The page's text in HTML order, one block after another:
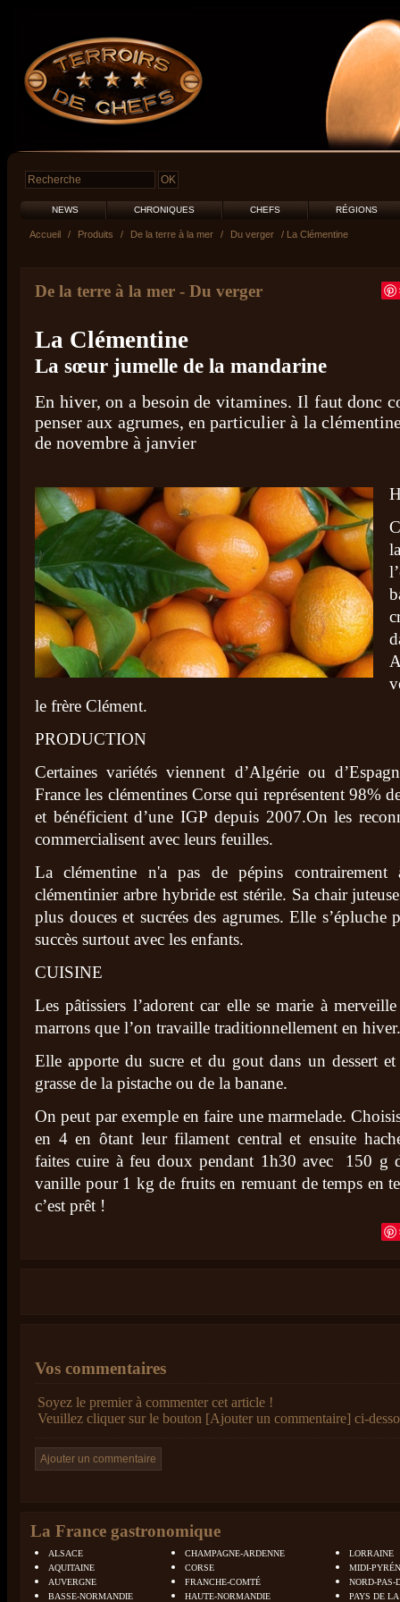
NEWS CHRONIQUES CHEFS RÉGIONS
Accueil / Produits / De la terre à la mer / Du verger / La Clémentine
De la terre à la mer - Du verger
La Clémentine
La sœur jumelle de la mandarine
En hiver, on a besoin de vitamines. Il faut donc
penser aux agrumes, en particulier à la
de novembre à janvier
le frère Clément.
PRODUCTION
Certaines variétés viennent d’Algérie ou
France les clémentines Corse qui représentent 98%
et bénéficient d’une IGP depuis 2007.On les
commercialisent avec leurs feuilles.
La clémentine n'a pas de pépins
clémentinier arbre hybride est stérile. Sa chair
plus douces et sucrées des agrumes. Elle s’épluche
succès surtout avec les enfants.
CUISINE
Les pâtissiers l’adorent car elle se marie à
marrons que l’on travaille traditionnellement en hiver.
Elle apporte du sucre et du gout dans un dessert
grasse de la pistache ou de la banane.
On peut par exemple en faire une marmelade.
en 4 en ôtant leur filament central et ensuite
faites cuire à feu doux pendant 1h30 avec 150 g
vanille pour 1 kg de fruits en remuant de temps en
c’est prêt !
Vos commentaires
Soyez le premier à commenter cet article !
Veuillez cliquer sur le bouton [Ajouter un commentaire] ci-
La France gastronomique
ALSACE
AQUITAINE
AUVERGNE
BASSE-NORMANDIE
CHAMPAGNE-ARDENNE
CORSE
FRANCHE-COMTÉ
HAUTE-NORMANDIE
LORRAINE
MIDI-
NORD-PAS-
PAYS DE